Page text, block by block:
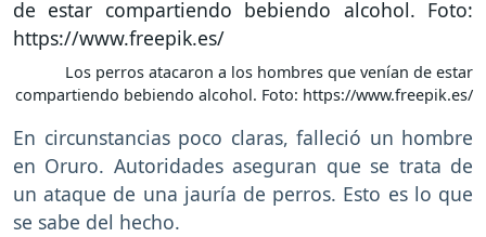
Los perros atacaron a los hombres que venían de estar
compartiendo bebiendo alcohol. Foto: https://www.freepik.es/
En circunstancias poco claras, falleció un hombre
en Oruro. Autoridades aseguran que se trata de
un ataque de una jauría de perros. Esto es lo que
se sabe del hecho.